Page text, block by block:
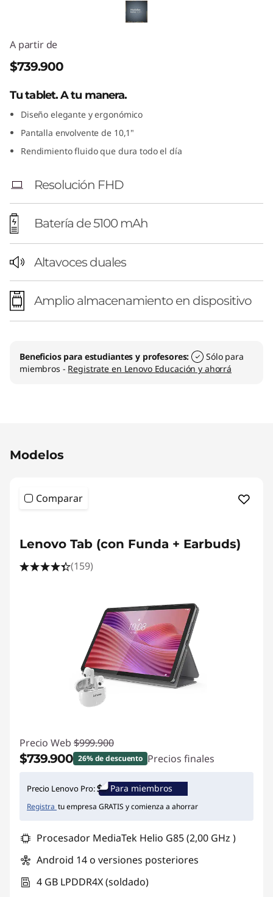
A partir de
$739.900
Tu tablet. A tu manera.
Diseño elegante y ergonómico
Pantalla envolvente de 10,1"
Rendimiento fluido que dura todo el día
Resolución FHD
Batería de 5100 mAh
Altavoces duales
Amplio almacenamiento en dispositivo
Beneficios para estudiantes y profesores:
Sólo para
miembros - Registrate en Lenovo Educación y ahorrá
Modelos
Comparar
Lenovo Tab (con Funda + Earbuds)
(159)
Precio Web $999.900
$739.900 26% de descuento Precios finales
Ahorros instantáneos :-$260.000
Precio Lenovo Pro: Para miembros
Registra tu empresa GRATIS y comienza a ahorrar
Procesador MediaTek Helio G85 (2,00 GHz )
Android 14 o versiones posteriores
4 GB LPDDR4X (soldado)